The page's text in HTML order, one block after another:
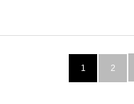
1 2